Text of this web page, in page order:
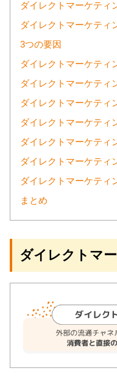
ダイレクトマーケティ
ダイレクトマーケティ
3つの要因
ダイレクトマーケティ
ダイレクトマーケティ
ダイレクトマーケティ
ダイレクトマーケティ
ダイレクトマーケティ
ダイレクトマーケティ
ダイレクトマーケティ
まとめ
ダイレクトマ